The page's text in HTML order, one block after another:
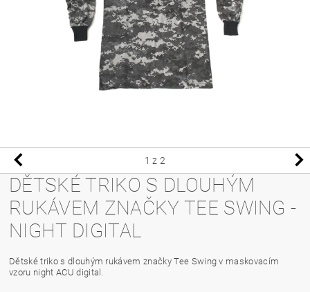
1 z 2
DĚTSKÉ TRIKO S DLOUHÝM
RUKÁVEM ZNAČKY TEE SWING -
NIGHT DIGITAL
Dětské triko s dlouhým rukávem značky Tee Swing v maskovacím
vzoru night ACU digital.